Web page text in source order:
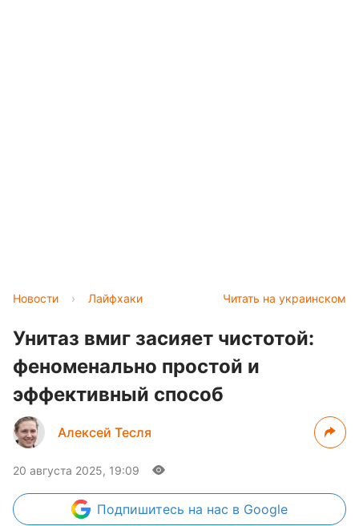
Читать на украинском
Новости › Лайфхаки
Унитаз вмиг засияет чистотой:
феноменально простой и
эффективный способ
Алексей Тесля
20 августа 2025, 19:09
Подпишитесь на нас в Google